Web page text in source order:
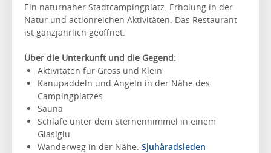
Ein naturnaher Stadtcampingplatz. Erholung in der
Natur und actionreichen Aktivitäten. Das Restaurant
ist ganzjährlich geöffnet.
Über die Unterkunft und die Gegend:
Aktivitäten für Gross und Klein
Kanupaddeln und Angeln in der Nähe des
Campingplatzes
Sauna
Schlafe unter dem Sternenhimmel in einem
Glasiglu
Wanderweg in der Nähe: Sjuhäradsleden